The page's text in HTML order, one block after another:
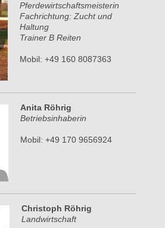
Pferdewirtschaftsmeisterin
Fachrichtung: Zucht und
Haltung
Trainer B Reiten
Mobil: +49 160 8087363
Anita Röhrig
Betriebsinhaberin
Mobil: +49 170 9656924
Christoph Röhrig
Landwirtschaft